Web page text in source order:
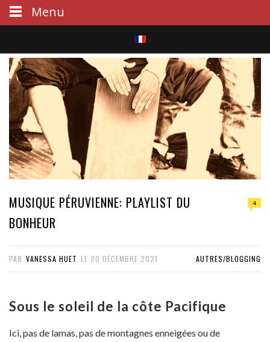
S
e
a
r
MUSIQUE PÉRUVIENNE: PLAYLIST DU
BONHEUR
4
PAR VANESSA HUET LE 20 DÉCEMBRE 2021 AUTRES/BLOGGING
Sous le soleil de la côte Pacifique
Ici, pas de lamas, pas de montagnes enneigées ou de
Menu